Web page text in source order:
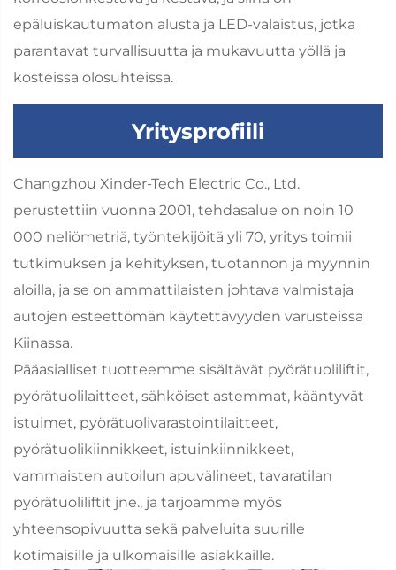
epäluiskautumaton alusta ja LED-valaistus, jotka
parantavat turvallisuutta ja mukavuutta yöllä ja
kosteissa olosuhteissa.
Yritysprofiili
Changzhou Xinder-Tech Electric Co., Ltd.
perustettiin vuonna 2001, tehdasalue on noin 10
000 neliömetriä, työntekijöitä yli 70, yritys toimii
tutkimuksen ja kehityksen, tuotannon ja myynnin
aloilla, ja se on ammattilaisten johtava valmistaja
autojen esteettömän käytettävyyden varusteissa
Kiinassa.
Pääasialliset tuotteemme sisältävät pyörätuoliliftit,
pyörätuolilaitteet, sähköiset astemmat, kääntyvät
istuimet, pyörätuolivarastointilaitteet,
pyörätuolikiinnikkeet, istuinkiinnikkeet,
vammaisten autoilun apuvälineet, tavaratilan
pyörätuoliliftit jne., ja tarjoamme myös
yhteensopivuutta sekä palveluita suurille
kotimaisille ja ulkomaisille asiakkaille.